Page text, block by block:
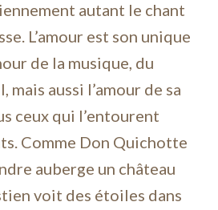
autant le chant
L’amour est son unique
de la musique, du
mais aussi l’amour de sa
ceux qui l’entourent
Comme Don Quichotte
auberge un château
voit des étoiles dans